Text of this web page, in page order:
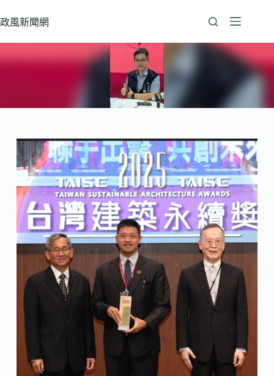
至
政風新聞網